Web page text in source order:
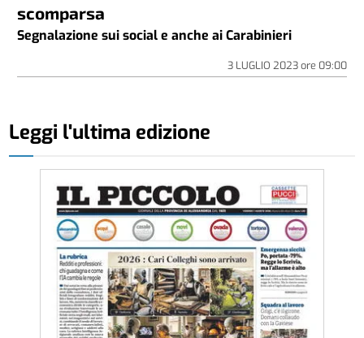
scomparsa
Segnalazione sui social e anche ai Carabinieri
3 LUGLIO 2023ore 09:00
Leggi l'ultima edizione